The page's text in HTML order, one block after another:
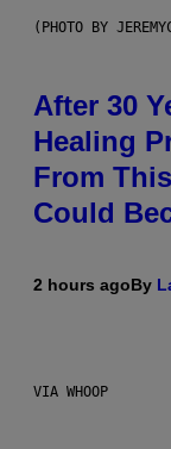
(PHOTO BY
After 30
Healing
From
Could
2 hours agoBy
VIA WHOOP